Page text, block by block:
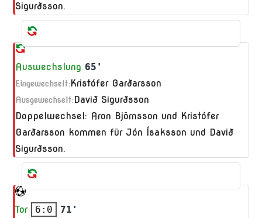
Sigurðsson.
Auswechslung 65'
Eingewechselt:Kristófer Garðarsson
Ausgewechselt:Davið Sigurðsson
Doppelwechsel: Aron Björnsson und Kristófer
Garðarsson kommen für Jón Ísaksson und Davið
Sigurðsson.
Tor 6:0
71'